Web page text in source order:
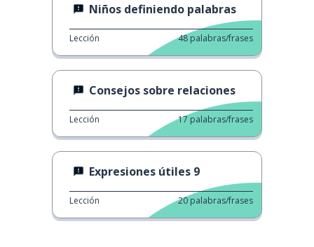
Niños definiendo palabras
Lección 48 palabras/frases
Consejos sobre relaciones
Lección 17 palabras/frases
Expresiones útiles 9
Lección 20 palabras/frases